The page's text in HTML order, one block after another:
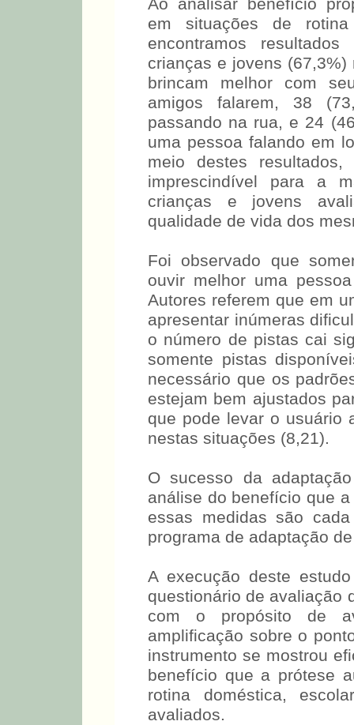
Ao analisar benefício
em situações de
encontramos
crianças e jovens
brincam melhor com
amigos falarem, 38
passando na rua, e 24
uma pessoa falando em
meio destes
imprescindível para a
crianças e jovens
Foi observado que
ouvir melhor uma
Autores referem que em
apresentar inúmeras
o número de pistas cai
somente pistas
necessário que os
estejam bem ajustados
que pode levar o usuário
O sucesso da
análise do benefício que
essas medidas são
A execução deste
questionário de avaliação
com o propósito de
amplificação sobre o
instrumento se mostrou
benefício que a prótese
rotina doméstica,